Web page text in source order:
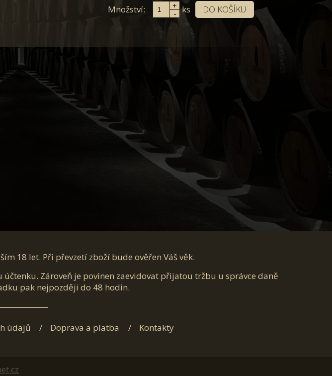
Množství:
+
- ks DO KOŠÍKU
18 let. Při převzetí zboží bude ověřen Váš věk.
Zároveň je povinen zaevidovat přijatou tržbu u správce daně
pak nejpozději do 48 hodin.
údajů Doprava a platba Kontakty